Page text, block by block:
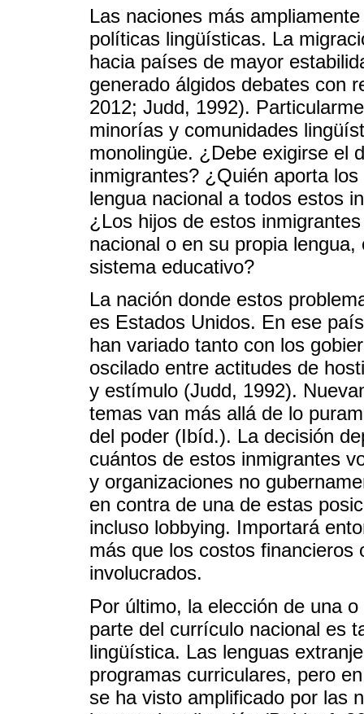
Las naciones más
políticas lingüísticas. La
hacia países de mayor
generado álgidos debates con
2012; Judd, 1992).
minorías y comunidades
monolingüe. ¿Debe exigirse el
inmigrantes? ¿Quién aporta
lengua nacional a todos estos
¿Los hijos de estos
nacional o en su propia
sistema educativo?
La nación donde estos
es Estados Unidos. En ese
han variado tanto con los
oscilado entre actitudes de
y estímulo (Judd, 1992).
temas van más allá de lo
del poder (Ibíd.). La decisión
cuántos de estos inmigrantes
y organizaciones no
en contra de una de estas
incluso lobbying. Importará
más que los costos financieros
involucrados.
Por último, la elección de una
parte del currículo nacional es
lingüística. Las lenguas
programas curriculares, pero
se ha visto amplificado por las